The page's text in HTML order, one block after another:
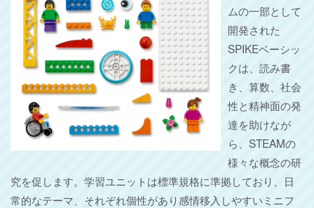
ムの一部として
開発された
SPIKEベーシッ
クは、読み書
き、算数、社会
性と精神面の発
達を助けなが
ら、STEAMの
様々な概念の研
究を促します。学習ユニットは標準規格に準拠しており、日
常的なテーマ、それぞれ個性があり感情移入しやすいミニフ